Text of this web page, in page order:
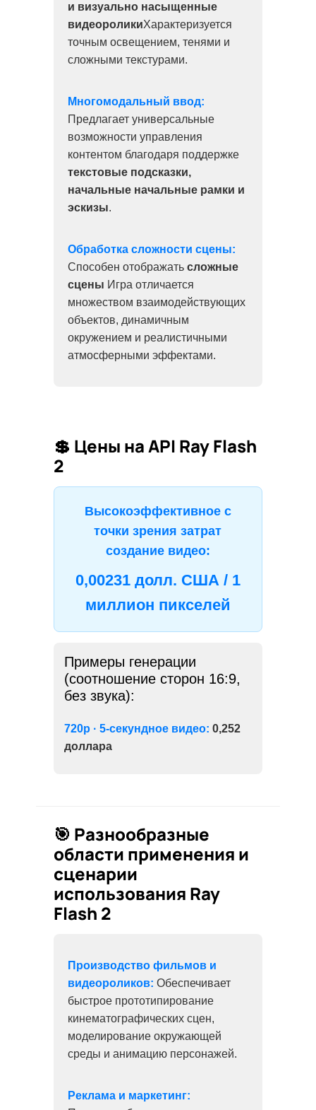
и визуально насыщенные
видеороликиХарактеризуется
точным освещением, тенями и
сложными текстурами.
Многомодальный ввод:
Предлагает универсальные
возможности управления
контентом благодаря поддержке
текстовые подсказки,
начальные начальные рамки и
эскизы.
Обработка сложности сцены:
Способен отображатьсложные
сцены Игра отличается
множеством взаимодействующих
объектов, динамичным
окружением и реалистичными
атмосферными эффектами.
💲 Цены на API Ray Flash
2
Высокоэффективное с
точки зрения затрат
создание видео:
0,00231 долл. США / 1
миллион пикселей
Примеры генерации
(соотношение сторон 16:9,
без звука):
720p · 5-секундное видео: 0,252
доллара
🎯 Разнообразные
области применения и
сценарии
использования Ray
Flash 2
Производство фильмов и
видеороликов: Обеспечивает
быстрое прототипирование
кинематографических сцен,
моделирование окружающей
среды и анимацию персонажей.
Реклама и маркетинг: